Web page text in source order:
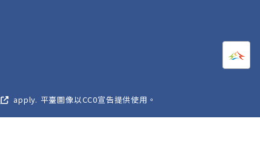
打開
apply. 平臺圖像以CC0宣告提供使用。